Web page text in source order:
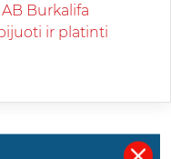
Burkalifa
ir platinti